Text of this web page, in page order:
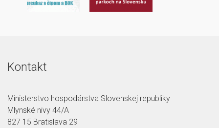
Kontakt
Ministerstvo hospodárstva Slovenskej republiky
Mlynské nivy 44/A
827 15 Bratislava 29